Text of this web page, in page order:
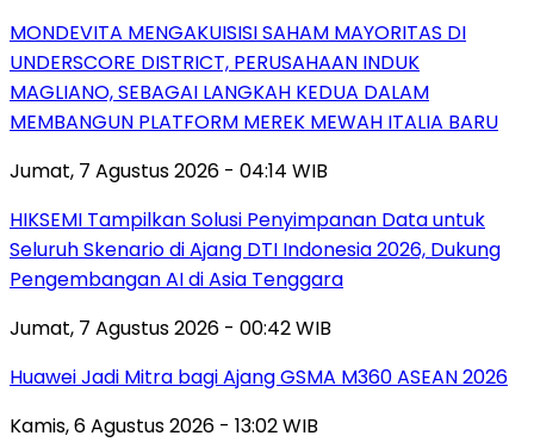
MONDEVITA MENGAKUISISI SAHAM MAYORITAS DI
UNDERSCORE DISTRICT, PERUSAHAAN INDUK
MAGLIANO, SEBAGAI LANGKAH KEDUA DALAM
MEMBANGUN PLATFORM MEREK MEWAH ITALIA BARU
Jumat, 7 Agustus 2026 - 04:14 WIB
HIKSEMI Tampilkan Solusi Penyimpanan Data untuk
Seluruh Skenario di Ajang DTI Indonesia 2026, Dukung
Pengembangan AI di Asia Tenggara
Jumat, 7 Agustus 2026 - 00:42 WIB
Huawei Jadi Mitra bagi Ajang GSMA M360 ASEAN 2026
Kamis, 6 Agustus 2026 - 13:02 WIB